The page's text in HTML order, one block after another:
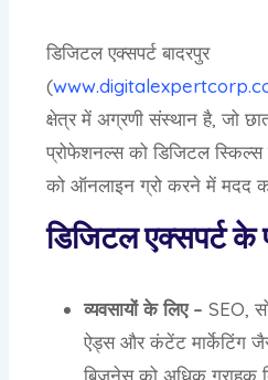
डिजिटल एक्सपर्ट बादरपुर
(
क्षेत्र में अग्रणी संस्थान है, जो
प्रोफेशनल्स को डिजिटल
को ऑनलाइन ग्रो करने में मदद
डिजिटल एक्सपर्ट के
व्यवसायों के लिए – SEO,
ऐड्स और कंटेंट मार्केटिंग
बिजनेस को अधिक ग्राहक